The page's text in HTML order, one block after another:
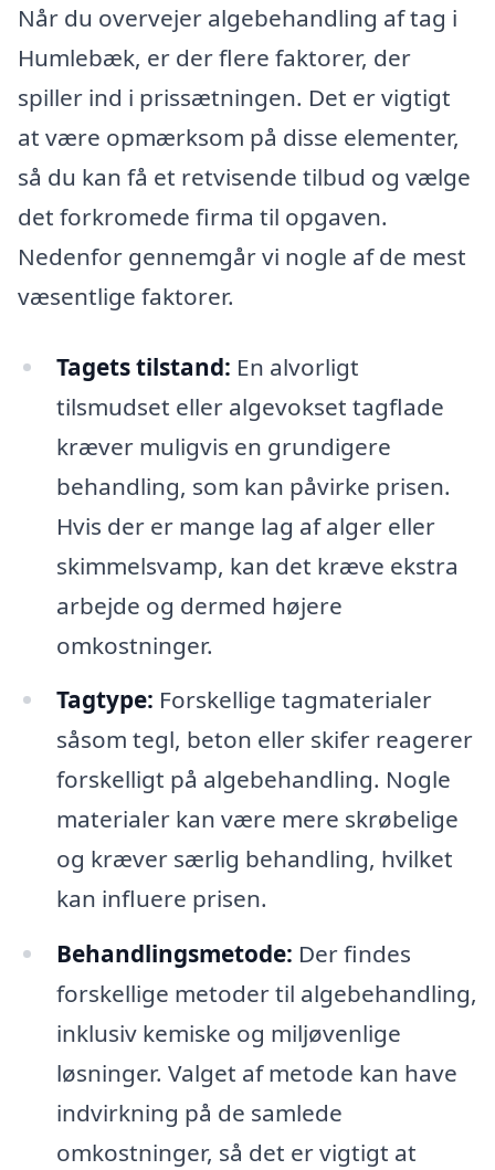
Når du overvejer algebehandling af tag i
Humlebæk, er der flere faktorer, der
spiller ind i prissætningen. Det er vigtigt
at være opmærksom på disse elementer,
så du kan få et retvisende tilbud og vælge
det forkromede firma til opgaven.
Nedenfor gennemgår vi nogle af de mest
væsentlige faktorer.
Tagets tilstand: En alvorligt
tilsmudset eller algevokset tagflade
kræver muligvis en grundigere
behandling, som kan påvirke prisen.
Hvis der er mange lag af alger eller
skimmelsvamp, kan det kræve ekstra
arbejde og dermed højere
omkostninger.
Tagtype: Forskellige tagmaterialer
såsom tegl, beton eller skifer reagerer
forskelligt på algebehandling. Nogle
materialer kan være mere skrøbelige
og kræver særlig behandling, hvilket
kan influere prisen.
Behandlingsmetode: Der findes
forskellige metoder til algebehandling,
inklusiv kemiske og miljøvenlige
løsninger. Valget af metode kan have
indvirkning på de samlede
omkostninger, så det er vigtigt at